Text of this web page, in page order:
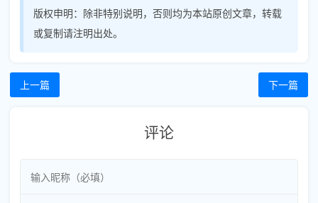
版权申明： 除非特别说明，否则均为本站原创文章，转载
或复制请注明出处。
上一篇 下一篇
评论